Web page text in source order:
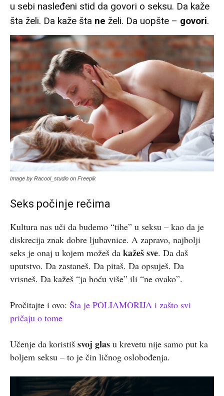
u sebi nasleđeni stid da govori o seksu. Da kaže
šta želi. Da kaže šta ne želi. Da uopšte – govori.
Image by Racool_studio on Freepik
Seks počinje rečima
Kultura nas uči da budemo “tihe” u seksu – kao da je
diskrecija znak dobre ljubavnice. A zapravo, najbolji
seks je onaj u kojem možeš da kažeš sve. Da daš
uputstvo. Da zastaneš. Da pitaš. Da opsuješ. Da
vrisneš. Da kažeš “ja hoću više” ili “ne ovako”.
Pročitajte i ovo: Šta je POLIAMORIJA i zašto svi
pričaju o tome
Učenje da koristiš svoj glas u krevetu nije samo put ka
boljem seksu – to je čin ličnog oslobođenja.